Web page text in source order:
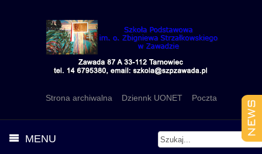
Strona archiwalna Dziennk UONET Poczta
MENU